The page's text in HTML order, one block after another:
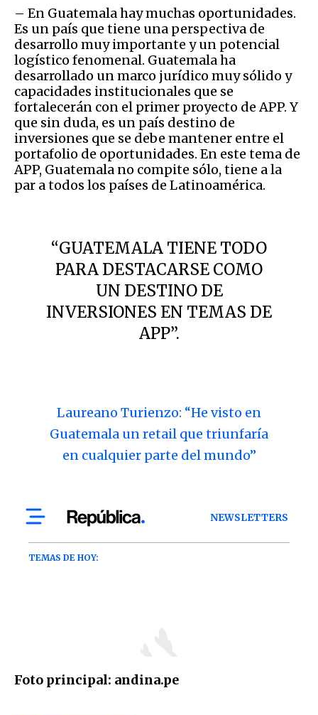
– En Guatemala hay muchas oportunidades.
Es un país que tiene una perspectiva de
desarrollo muy importante y un potencial
logístico fenomenal. Guatemala ha
desarrollado un marco jurídico muy sólido y
capacidades institucionales que se
fortalecerán con el primer proyecto de APP. Y
que sin duda, es un país destino de
inversiones que se debe mantener entre el
portafolio de oportunidades. En este tema de
APP, Guatemala no compite sólo, tiene a la
par a todos los países de Latinoamérica.
“GUATEMALA TIENE TODO
PARA DESTACARSE COMO
UN DESTINO DE
INVERSIONES EN TEMAS DE
APP”.
Laureano Turienzo: “He visto en
Guatemala un retail que triunfaría
en cualquier parte del mundo”
Foto principal: andina.pe